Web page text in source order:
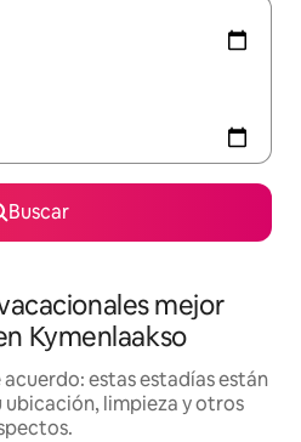
Buscar
mejor
Kymenlaakso
acuerdo: estas estadías están
ubicación, limpieza y otros